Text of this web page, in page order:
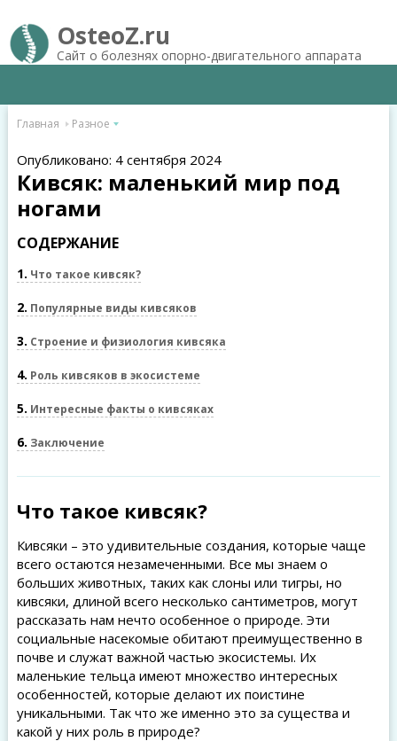
OsteoZ.ru
Сайт о болезнях опорно-двигательного аппарата
Главная Разное
Опубликовано: 4 сентября 2024
Кивсяк: маленький мир под
ногами
СОДЕРЖАНИЕ
1 Что такое кивсяк?
2 Популярные виды кивсяков
3 Строение и физиология кивсяка
4 Роль кивсяков в экосистеме
5 Интересные факты о кивсяках
6 Заключение
Что такое кивсяк?
Кивсяки – это удивительные создания, которые чаще
всего остаются незамеченными. Все мы знаем о
больших животных, таких как слоны или тигры, но
кивсяки, длиной всего несколько сантиметров, могут
рассказать нам нечто особенное о природе. Эти
социальные насекомые обитают преимущественно в
почве и служат важной частью экосистемы. Их
маленькие тельца имеют множество интересных
особенностей, которые делают их поистине
уникальными. Так что же именно это за существа и
какой у них роль в природе?